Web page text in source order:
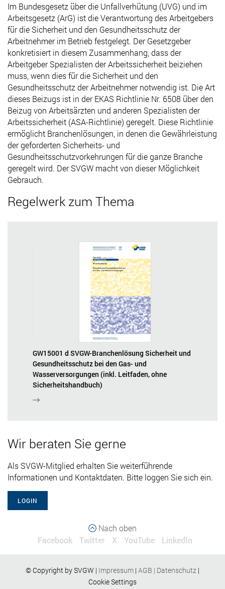
Im Bundesgesetz über die Unfallverhütung (UVG) und im
Arbeitsgesetz (ArG) ist die Verantwortung des Arbeitgebers
für die Sicherheit und den Gesundheitsschutz der
Arbeitnehmer im Betrieb festgelegt. Der Gesetzgeber
konkretisiert in diesem Zusammenhang, dass der
Arbeitgeber Spezialisten der Arbeitssicherheit beiziehen
muss, wenn dies für die Sicherheit und den
Gesundheitsschutz der Arbeitnehmer notwendig ist. Die Art
dieses Beizugs ist in der EKAS Richtlinie Nr. 6508 über den
Beizug von Arbeitsärzten und anderen Spezialisten der
Arbeitssicherheit (ASA-Richtlinie) geregelt. Diese Richtlinie
ermöglicht Branchenlösungen, in denen die Gewährleistung
der geforderten Sicherheits- und
Gesundheitsschutzvorkehrungen für die ganze Branche
geregelt wird. Der SVGW macht von dieser Möglichkeit
Gebrauch.
Regelwerk zum Thema
GW15001 d SVGW-Branchenlösung Sicherheit und
Gesundheitsschutz bei den Gas- und
Wasserversorgungen (inkl. Leitfaden, ohne
Sicherheitshandbuch)
Wir beraten Sie gerne
Als SVGW-Mitglied erhalten Sie weiterführende
Informationen und Kontaktdaten. Bitte loggen Sie sich ein.
LOGIN
Nach oben
Facebook
Twitter X YouTube LinkedIn
© Copyright by SVGW | Impressum | AGB | Datenschutz |
Cookie Settings